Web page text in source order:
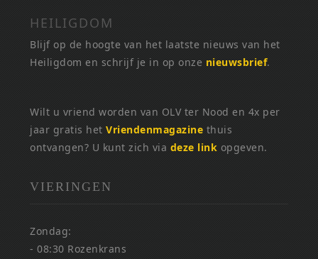
HEILIGDOM
Blijf op de hoogte van het laatste nieuws van het
Heiligdom en schrijf je in op onze nieuwsbrief.
Wilt u vriend worden van OLV ter Nood en 4x per
jaar gratis hetVriendenmagazine thuis
ontvangen? U kunt zich via deze link opgeven.
VIERINGEN
Zondag:
- 08:30 Rozenkrans